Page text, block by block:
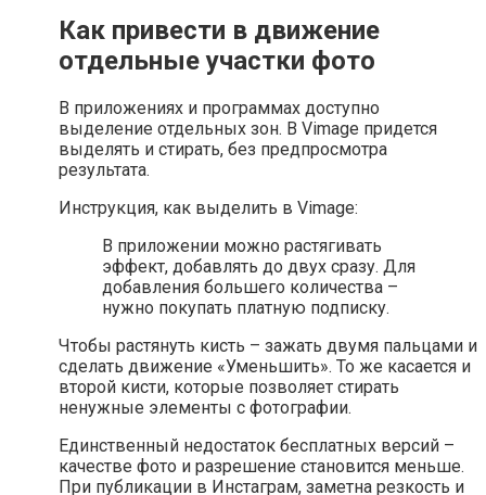
Как привести в движение
отдельные участки фото
В приложениях и программах доступно
выделение отдельных зон. В Vimage придется
выделять и стирать, без предпросмотра
результата.
Инструкция, как выделить в Vimage:
В приложении можно растягивать
эффект, добавлять до двух сразу. Для
добавления большего количества –
нужно покупать платную подписку.
Чтобы растянуть кисть – зажать двумя пальцами и
сделать движение «Уменьшить». То же касается и
второй кисти, которые позволяет стирать
ненужные элементы с фотографии.
Единственный недостаток бесплатных версий –
качестве фото и разрешение становится меньше.
При публикации в Инстаграм, заметна резкость и